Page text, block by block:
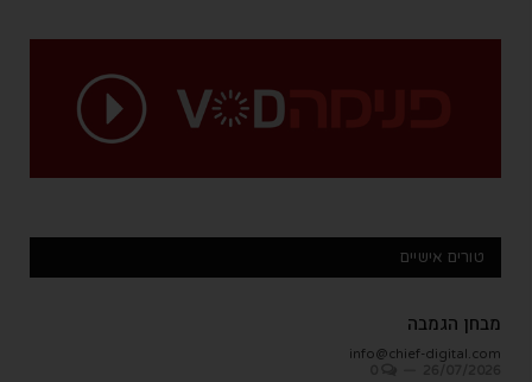
טורים אישיים
מבחן הגמבה
info@chief-digital.com